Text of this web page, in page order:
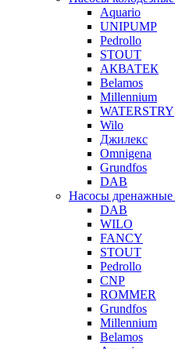
Aquario
UNIPUMP
Pedrollo
STOUT
АКВАТЕК
Belamos
Millennium
WATERSTRY
Wilo
Джилекс
Omnigena
Grundfos
DAB
Насосы дренажные
DAB
WILO
FANCY
STOUT
Pedrollo
CNP
ROMMER
Grundfos
Millennium
Belamos